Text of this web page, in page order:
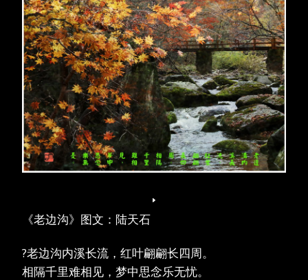
《老边沟》图文：陆天石
?老边沟内溪长流，红叶翩翩长四周。
相隔千里难相见，梦中思念乐无忧。